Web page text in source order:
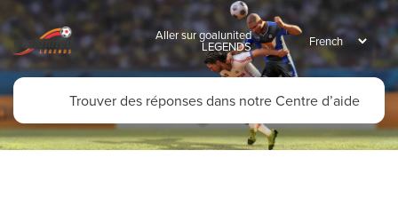
Aller sur goalunited
LEGENDS